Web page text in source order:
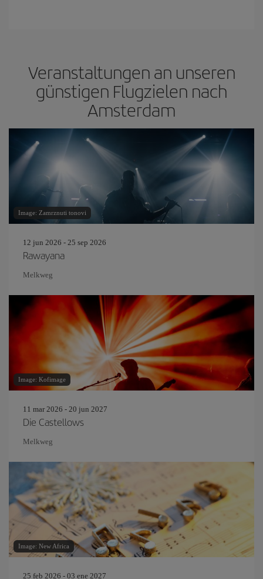
Veranstaltungen an unseren
günstigen Flugzielen nach
Amsterdam
Image: Zamrznuti tonovi
12 jun 2026 - 25 sep 2026
Rawayana
Melkweg
Image: Kofimage
11 mar 2026 - 20 jun 2027
Die Castellows
Melkweg
Image: New Africa
25 feb 2026 - 03 ene 2027